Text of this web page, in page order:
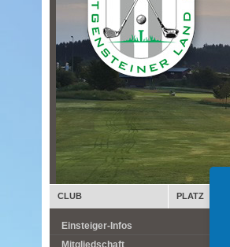
CLUB PLATZ
Einsteiger-Infos
Mitgliedschaft